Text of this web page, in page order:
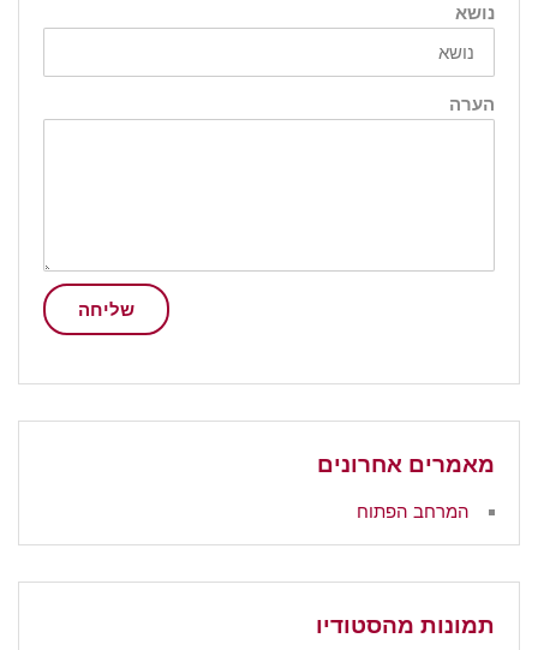
נושא
הערה
שליחה
מאמרים אחרונים
המרחב הפתוח
תמונות מהסטודיו